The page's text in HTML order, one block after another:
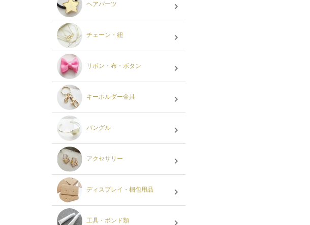
ヘアパーツ
チェーン・紐
リボン・布・ボタン
キーホルダー金具
バングル
アクセサリー
ディスプレイ・梱包用品
工具・ボンド類